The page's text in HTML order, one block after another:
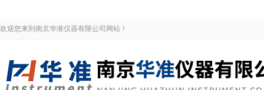
欢迎您来到南京华准仪器有限公司网站！